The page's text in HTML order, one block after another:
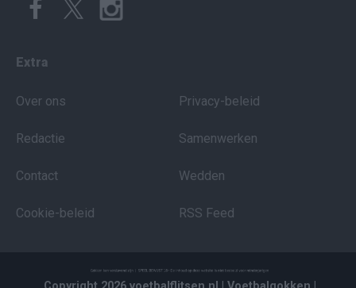
Extra
Over ons
Redactie
Contact
Cookie-beleid
Privacy-beleid
Samenwerken
Wedden
RSS Feed